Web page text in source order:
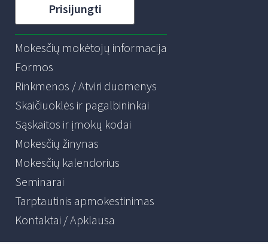
Prisijungti
Mokesčių mokėtojų informacija
Formos
Rinkmenos / Atviri duomenys
Skaičiuoklės ir pagalbininkai
Sąskaitos ir įmokų kodai
Mokesčių žinynas
Mokesčių kalendorius
Seminarai
Tarptautinis apmokestinimas
Kontaktai / Apklausa